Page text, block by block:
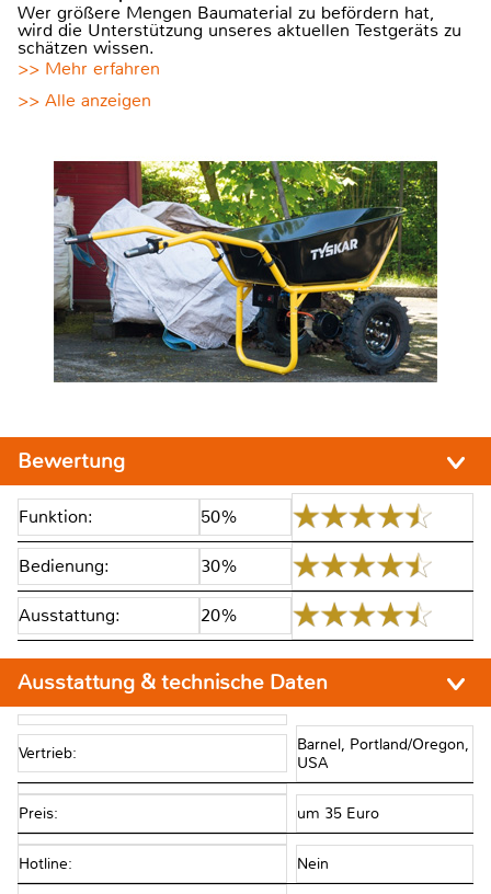
Wer größere Mengen Baumaterial zu befördern hat,
wird die Unterstützung unseres aktuellen Testgeräts zu
schätzen wissen.
>> Mehr erfahren
>> Alle anzeigen
Bewertung
Funktion: 50%
Bedienung: 30%
Ausstattung: 20%
Ausstattung & technische Daten
Vertrieb:
Barnel, Portland/Oregon,
USA
Preis: um 35 Euro
Hotline: Nein